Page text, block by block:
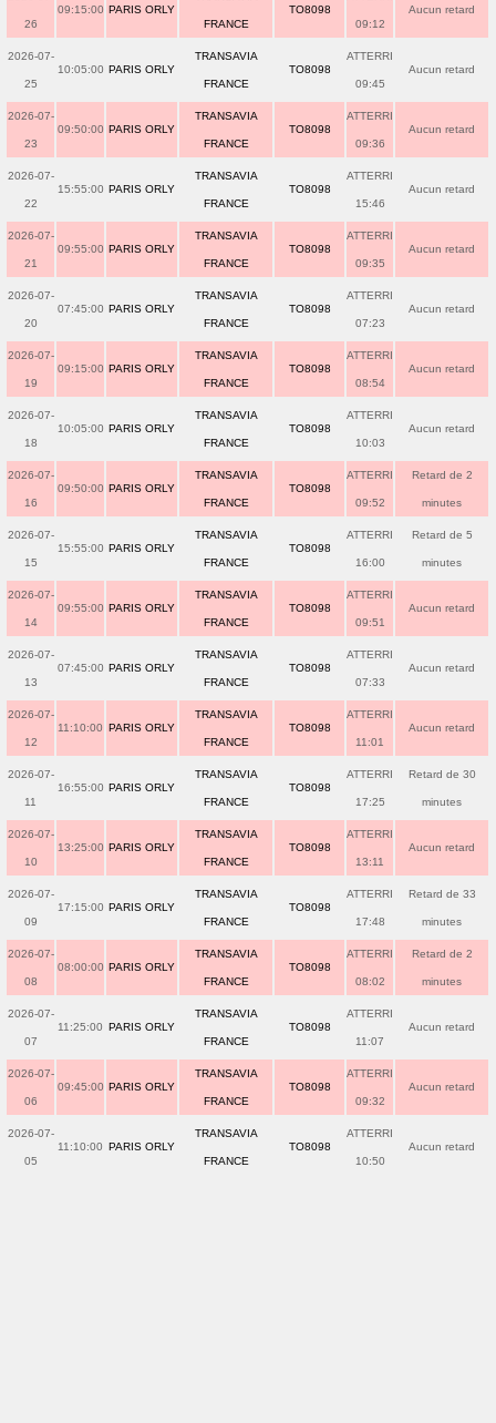
26
09:15:00 PARIS ORLY
FRANCE
TO8098
09:12
Aucun retard
2026-07-
25
10:05:00 PARIS ORLY
TRANSAVIA
FRANCE
TO8098
ATTERRI
09:45
Aucun retard
2026-07-
23
09:50:00 PARIS ORLY
TRANSAVIA
FRANCE
TO8098
ATTERRI
09:36
Aucun retard
2026-07-
22
15:55:00 PARIS ORLY
TRANSAVIA
FRANCE
TO8098
ATTERRI
15:46
Aucun retard
2026-07-
21
09:55:00 PARIS ORLY
TRANSAVIA
FRANCE
TO8098
ATTERRI
09:35
Aucun retard
2026-07-
20
07:45:00 PARIS ORLY
TRANSAVIA
FRANCE
TO8098
ATTERRI
07:23
Aucun retard
2026-07-
19
09:15:00 PARIS ORLY
TRANSAVIA
FRANCE
TO8098
ATTERRI
08:54
Aucun retard
2026-07-
18
10:05:00 PARIS ORLY
TRANSAVIA
FRANCE
TO8098
ATTERRI
10:03
Aucun retard
2026-07-
16
09:50:00 PARIS ORLY
TRANSAVIA
FRANCE
TO8098
ATTERRI
09:52
Retard de 2
minutes
2026-07-
15
15:55:00 PARIS ORLY
TRANSAVIA
FRANCE
TO8098
ATTERRI
16:00
Retard de 5
minutes
2026-07-
14
09:55:00 PARIS ORLY
TRANSAVIA
FRANCE
TO8098
ATTERRI
09:51
Aucun retard
2026-07-
13
07:45:00 PARIS ORLY
TRANSAVIA
FRANCE
TO8098
ATTERRI
07:33
Aucun retard
2026-07-
12
11:10:00 PARIS ORLY
TRANSAVIA
FRANCE
TO8098
ATTERRI
11:01
Aucun retard
2026-07-
11
16:55:00 PARIS ORLY
TRANSAVIA
FRANCE
TO8098
ATTERRI
17:25
Retard de 30
minutes
2026-07-
10
13:25:00 PARIS ORLY
TRANSAVIA
FRANCE
TO8098
ATTERRI
13:11
Aucun retard
2026-07-
09
17:15:00 PARIS ORLY
TRANSAVIA
FRANCE
TO8098
ATTERRI
17:48
Retard de 33
minutes
2026-07-
08
08:00:00 PARIS ORLY
TRANSAVIA
FRANCE
TO8098
ATTERRI
08:02
Retard de 2
minutes
2026-07-
07
11:25:00 PARIS ORLY
TRANSAVIA
FRANCE
TO8098
ATTERRI
11:07
Aucun retard
2026-07-
06
09:45:00 PARIS ORLY
TRANSAVIA
FRANCE
TO8098
ATTERRI
09:32
Aucun retard
2026-07-
05
11:10:00 PARIS ORLY
TRANSAVIA
FRANCE
TO8098
ATTERRI
10:50
Aucun retard